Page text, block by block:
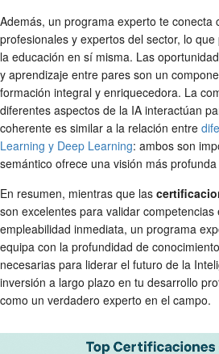
Además, un programa experto te conecta
profesionales y expertos del sector, lo
la educación en sí misma. Las
y aprendizaje entre pares son un
formación integral y enriquecedora. La
diferentes aspectos de la IA interactúan
coherente es similar a la relación entre
Learning y Deep Learning: ambos son
semántico ofrece una visión más
En resumen, mientras que las
son excelentes para validar
empleabilidad inmediata, un programa
equipa con la profundidad de
necesarias para liderar el futuro de la
inversión a largo plazo en tu desarrollo
como un verdadero experto en el campo.